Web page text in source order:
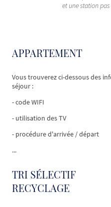
et une station
APPARTEMENT
Vous trouverez ci-dessous des
séjour :
- code WIFI
- utilisation des TV
- procédure d'arrivée / départ
...
TRI SÉLECTIF
RECYCLAGE